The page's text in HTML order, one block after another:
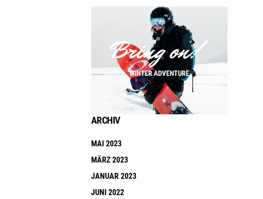
ARCHIV
MAI 2023
MÄRZ 2023
JANUAR 2023
JUNI 2022